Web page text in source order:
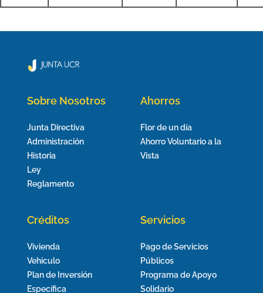
Sobre Nosotros
Junta Directiva
Administración
Historia
Ley
Reglamento
Ahorros
Flor de un día
Ahorro Voluntario a la
Vista
Créditos
Vivienda
Vehículo
Plan de Inversión
Específica
Servicios
Pago de Servicios
Públicos
Programa de Apoyo
Solidario